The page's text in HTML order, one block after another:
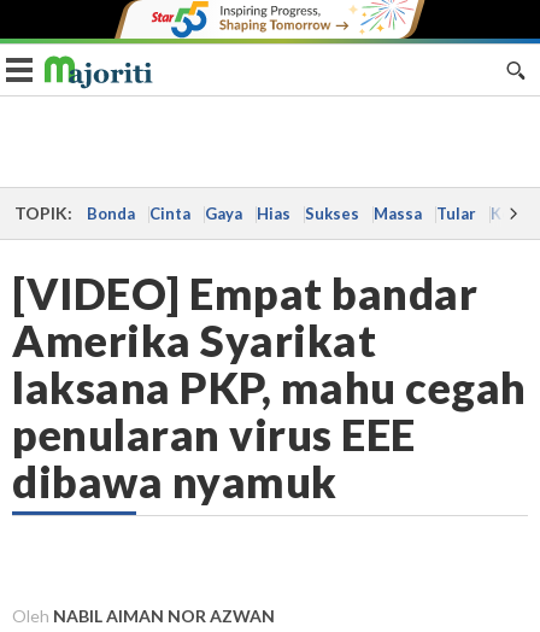
Toggle navigation
TOPIK: Bonda Cinta Gaya Hias Sukses Massa Tular Kes
[VIDEO] Empat bandar
Amerika Syarikat
laksana PKP, mahu cegah
penularan virus EEE
dibawa nyamuk
Oleh NABIL AIMAN NOR AZWAN